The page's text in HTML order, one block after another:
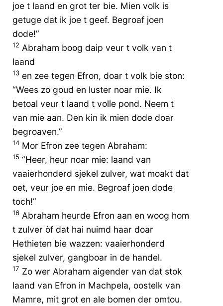
joe t laand en grot ter bie. Mien volk is
getuge dat ik joe t geef. Begroaf joen
dode!”
12 Abraham boog daip veur t volk van t
laand
13 en zee tegen Efron, doar t volk bie ston:
“Wees zo goud en luster noar mie. Ik
betoal veur t laand t volle pond. Neem t
van mie aan. Den kin ik mien dode doar
begroaven.”
14 Mor Efron zee tegen Abraham:
15 “Heer, heur noar mie: laand van
vaaierhonderd sjekel zulver, wat moakt dat
oet, veur joe en mie. Begroaf joen dode
toch!”
16 Abraham heurde Efron aan en woog hom
t zulver òf dat hai nuimd haar doar
Hethieten bie wazzen: vaaierhonderd
sjekel zulver, gangboar in de handel.
17 Zo wer Abraham aigender van dat stok
laand van Efron in Machpela, oostelk van
Mamre, mit grot en ale bomen der omtou.